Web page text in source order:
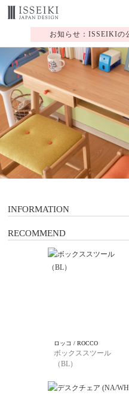
お知らせ：ISSEIKIの
INFORMATION
RECOMMEND
ロッコ / ROCCO
ボックススツール
（BL）